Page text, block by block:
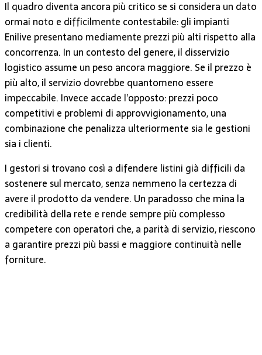
Il quadro diventa ancora più critico se si considera un dato
ormai noto e difficilmente contestabile: gli impianti
Enilive presentano mediamente prezzi più alti rispetto alla
concorrenza. In un contesto del genere, il disservizio
logistico assume un peso ancora maggiore. Se il prezzo è
più alto, il servizio dovrebbe quantomeno essere
impeccabile. Invece accade l’opposto: prezzi poco
competitivi e problemi di approvvigionamento, una
combinazione che penalizza ulteriormente sia le gestioni
sia i clienti.
I gestori si trovano così a difendere listini già difficili da
sostenere sul mercato, senza nemmeno la certezza di
avere il prodotto da vendere. Un paradosso che mina la
credibilità della rete e rende sempre più complesso
competere con operatori che, a parità di servizio, riescono
a garantire prezzi più bassi e maggiore continuità nelle
forniture.